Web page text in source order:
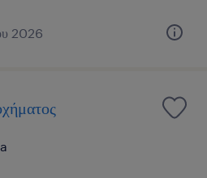
2026